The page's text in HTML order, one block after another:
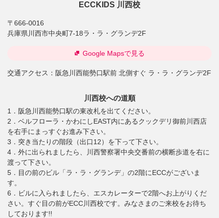
ECCKIDS 川西校
〒666-0016
兵庫県川西市中央町7-18ラ・ラ・グランデ2F
交通アクセス： 阪急川西能勢口駅前 北側すぐ ラ・ラ・グランデ2F
Google Mapsで見る
川西校への道順
1．阪急川西能勢口駅の東改札を出てください。
2．ベルフローラ・かわにしEAST内にあるクックデリ御前川西店
を右手にまっすぐお進み下さい。
3．突き当たりの階段（出口12）を下って下さい。
4．外に出られましたら、川西警察署中央交番前の横断歩道を右に
渡って下さい。
5．目の前のビル「ラ・ラ・グランデ」の2階にECCがございま
す。
6．ビルに入られましたら、エスカレーターで2階へお上がりくだ
さい。すぐ目の前がECC川西校です。みなさまのご来校をお待ち
しております!!